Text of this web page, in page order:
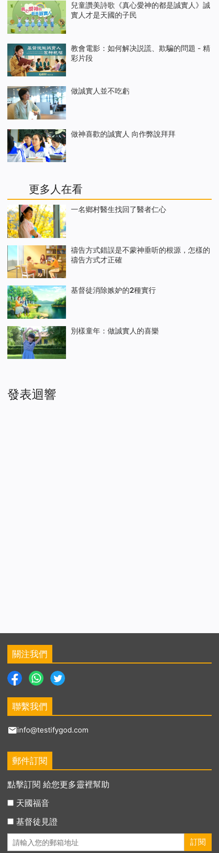
兒童讚美詩歌《真心愛神的都是誠實人》誠
實人才是天國的子民
教會電影：如何解决説謊、欺騙的問題 - 精
彩片段
做誠實人並不吃虧
做神喜歡的誠實人 向作弊說拜拜
更多人在看
一名鄉村醫生找回了醫者仁心
禱告方式錯誤是不蒙神垂听的根源，怎樣的
禱告方式才正確
基督徒消除嫉妒的2種實行
別樣童年：做誠實人的喜樂
發表迴響
關注我們
聯繫我們
info@testifygod.com
郵件訂閱
點擊訂閱 給您更多靈裡幫助
天國福音
基督徒見證